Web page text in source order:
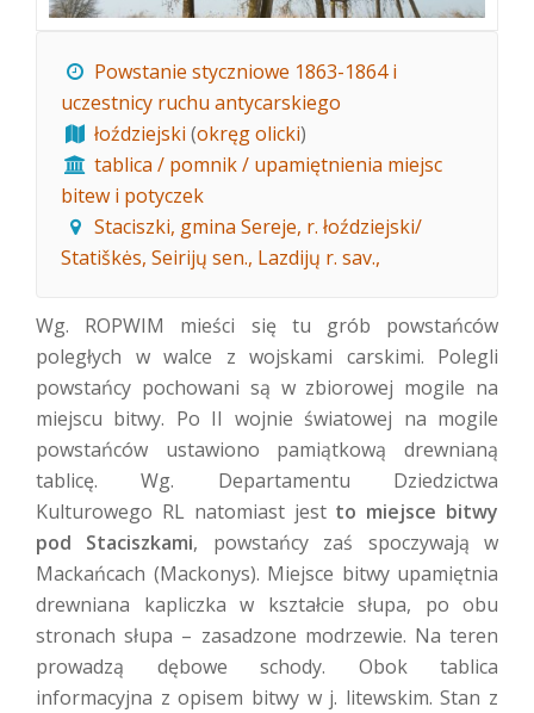
Powstanie styczniowe 1863-1864 i
uczestnicy ruchu antycarskiego
łoździejski (okręg olicki)
tablica / pomnik / upamiętnienia miejsc
bitew i potyczek
Staciszki, gmina Sereje, r. łoździejski/
Statiškės, Seirijų sen., Lazdijų r. sav.,
Wg. ROPWIM mieści się tu grób powstańców
poległych w walce z wojskami carskimi. Polegli
powstańcy pochowani są w zbiorowej mogile na
miejscu bitwy. Po II wojnie światowej na mogile
powstańców ustawiono pamiątkową drewnianą
tablicę. Wg. Departamentu Dziedzictwa
Kulturowego RL natomiast jest to miejsce bitwy
pod Staciszkami, powstańcy zaś spoczywają w
Mackańcach (Mackonys). Miejsce bitwy upamiętnia
drewniana kapliczka w kształcie słupa, po obu
stronach słupa – zasadzone modrzewie. Na teren
prowadzą dębowe schody. Obok tablica
informacyjna z opisem bitwy w j. litewskim. Stan z